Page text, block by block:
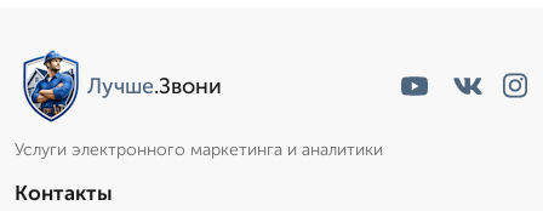
Лучше.Звони
Услуги электронного маркетинга и аналитики
Контакты